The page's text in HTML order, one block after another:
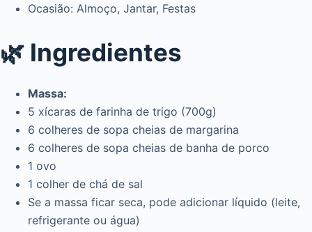
Ocasião: Almoço, Jantar, Festas
🌿 Ingredientes
Massa:
5 xícaras de farinha de trigo (700g)
6 colheres de sopa cheias de margarina
6 colheres de sopa cheias de banha de porco
1 ovo
1 colher de chá de sal
Se a massa ficar seca, pode adicionar líquido (leite,
refrigerante ou água)